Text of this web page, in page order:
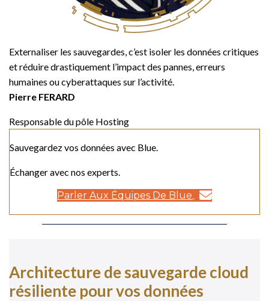
Externaliser les sauvegardes, c’est isoler les données critiques
et réduire drastiquement l’impact des pannes, erreurs
humaines ou cyberattaques sur l’activité.
Pierre FERARD
Responsable du pôle Hosting
Sauvegardez vos données avec Blue.
Échanger avec nos experts.
Parler Aux Équipes De Blue
Architecture de sauvegarde cloud
résiliente pour vos données